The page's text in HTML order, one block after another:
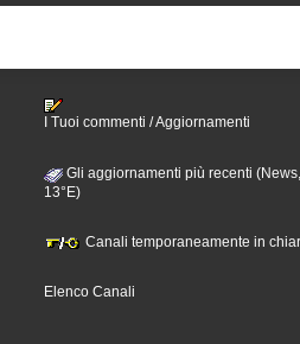
I Tuoi commenti / Aggiornamenti
Gli aggiornamenti più recenti
13°E)
Canali temporaneamente in
Elenco Canali